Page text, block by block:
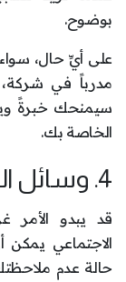
بوضوح.
على أيِّ حال،
مدرباً في شركة،
سيمنحك خبرةً
الخاصة بك.
4. وسائل التواصل الاجتماعي:
قد يبدو الأمر
الاجتماعي
حالة عدم